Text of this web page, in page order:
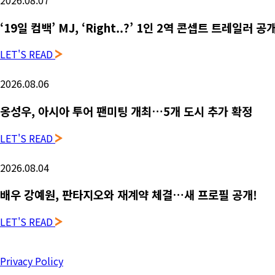
‘19일 컴백’ MJ, ‘Right..?’ 1인 2역 콘셉트 트레일러 공
LET'S READ
2026.08.06
옹성우, 아시아 투어 팬미팅 개최…5개 도시 추가 확정
LET'S READ
2026.08.04
배우 강예원, 판타지오와 재계약 체결…새 프로필 공개!
LET'S READ
Privacy Policy